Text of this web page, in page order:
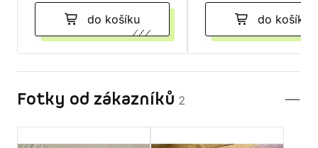
do košíku do košíku
Fotky od zákazníků 2